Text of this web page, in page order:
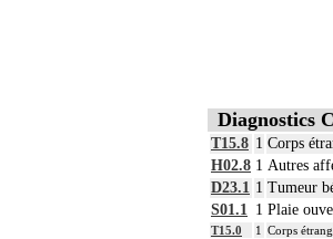
Diagnostics
T15.8 1 Corps
H02.8 1 Autres
D23.1 1 Tumeur
S01.1
1 Plaie
T15.0 1 Corps